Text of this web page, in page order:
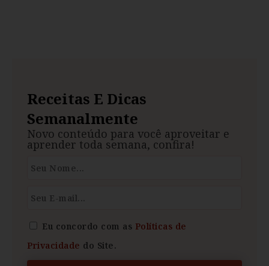
Receitas E Dicas
Semanalmente
Novo conteúdo para você aproveitar e
aprender toda semana, confira!
Eu concordo com as Políticas de
Privacidade do Site.